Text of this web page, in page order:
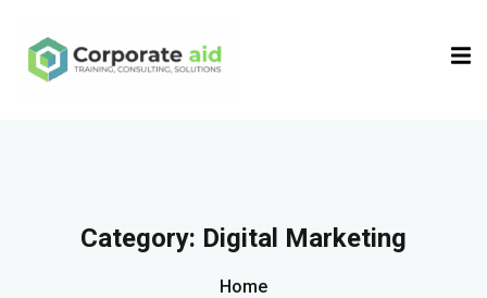
Category: Digital Marketing
Home
Sign in